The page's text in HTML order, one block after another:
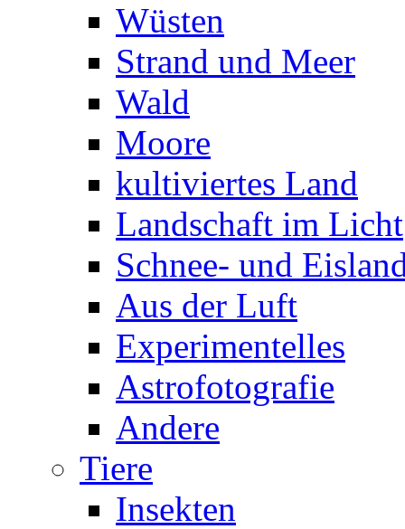
Wüsten
Strand und Meer
Wald
Moore
kultiviertes Land
Landschaft im Licht
Schnee- und
Aus der Luft
Experimentelles
Astrofotografie
Andere
Tiere
Insekten